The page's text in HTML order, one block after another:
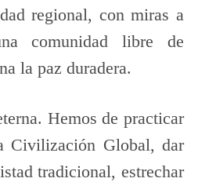
regional, con miras a
comunidad libre de
la paz duradera.
Hemos de practicar
Civilización Global, dar
tradicional, estrechar